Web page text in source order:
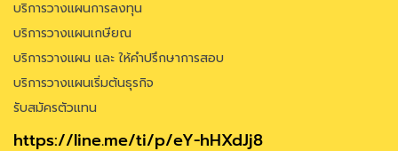
บริการวางแผนการลงทุน
บริการวางแผนเกษียณ
บริการวางแผน และ ให้คำปรึกษาการสอบ
บริการวางแผนเริ่มต้นธุรกิจ
รับสมัครตัวแทน
https://line.me/ti/p/eY-hHXdJj8